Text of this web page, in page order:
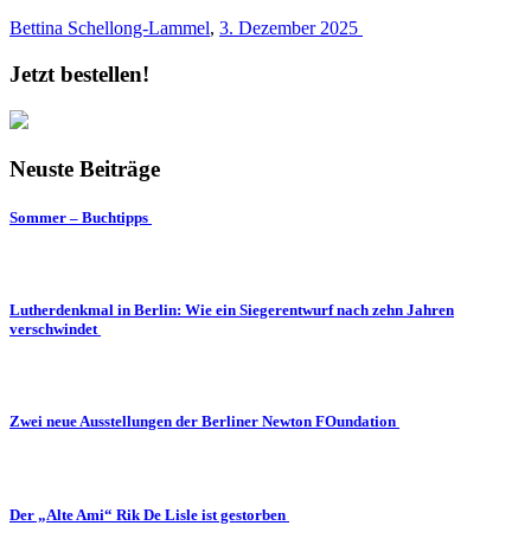
Bettina Schellong-Lammel, 3. Dezember 2025
Jetzt bestellen!
Neuste Beiträge
Sommer – Buchtipps
Lutherdenkmal in Berlin: Wie ein Siegerentwurf nach zehn Jahren
verschwindet
Zwei neue Ausstellungen der Berliner Newton FOundation
Der „Alte Ami“ Rik De Lisle ist gestorben